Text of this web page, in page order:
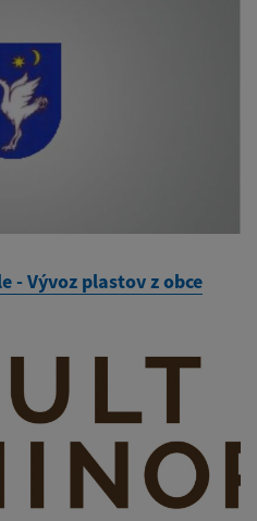
- Vývoz plastov z obce